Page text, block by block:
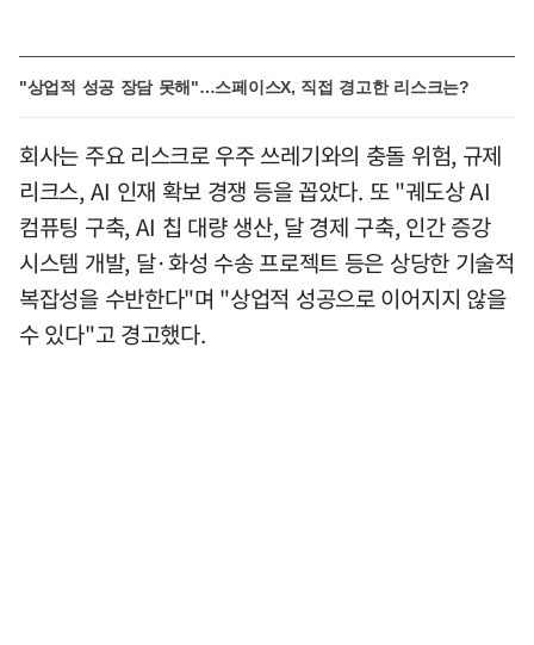
"상업적 성공 장담 못해"…스페이스X, 직접 경고한 리스크는?
회사는 주요 리스크로 우주 쓰레기와의 충돌 위험, 규제
리크스, AI 인재 확보 경쟁 등을 꼽았다. 또 "궤도상 AI
컴퓨팅 구축, AI 칩 대량 생산, 달 경제 구축, 인간 증강
시스템 개발, 달·화성 수송 프로젝트 등은 상당한 기술적
복잡성을 수반한다"며 "상업적 성공으로 이어지지 않을
수 있다"고 경고했다.